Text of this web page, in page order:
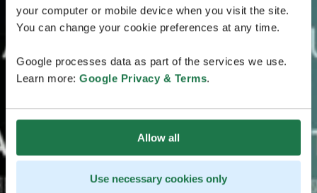
your computer or mobile device when you visit the site.
You can change your cookie preferences at any time.
Google processes data as part of the services we use.
Learn more: Google Privacy & Terms.
Allow all
Use necessary cookies only